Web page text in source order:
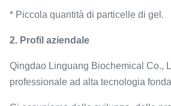
* Piccola quantità di particelle di gel.
2. Profil aziendale
Qingdao Linguang Biochemical Co.,
professionale ad alta tecnologia